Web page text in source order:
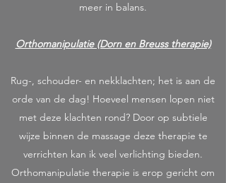
meer in balans.
Orthomanipulatie (Dorn en Breuss therapie)
Rug-, schouder- en nekklachten; het is aan de
orde van de dag! Hoeveel mensen lopen niet
met deze klachten rond? Door op subtiele
wijze binnen de massage deze therapie te
verrichten kan ik veel verlichting bieden.
Orthomanipulatie therapie is erop gericht om